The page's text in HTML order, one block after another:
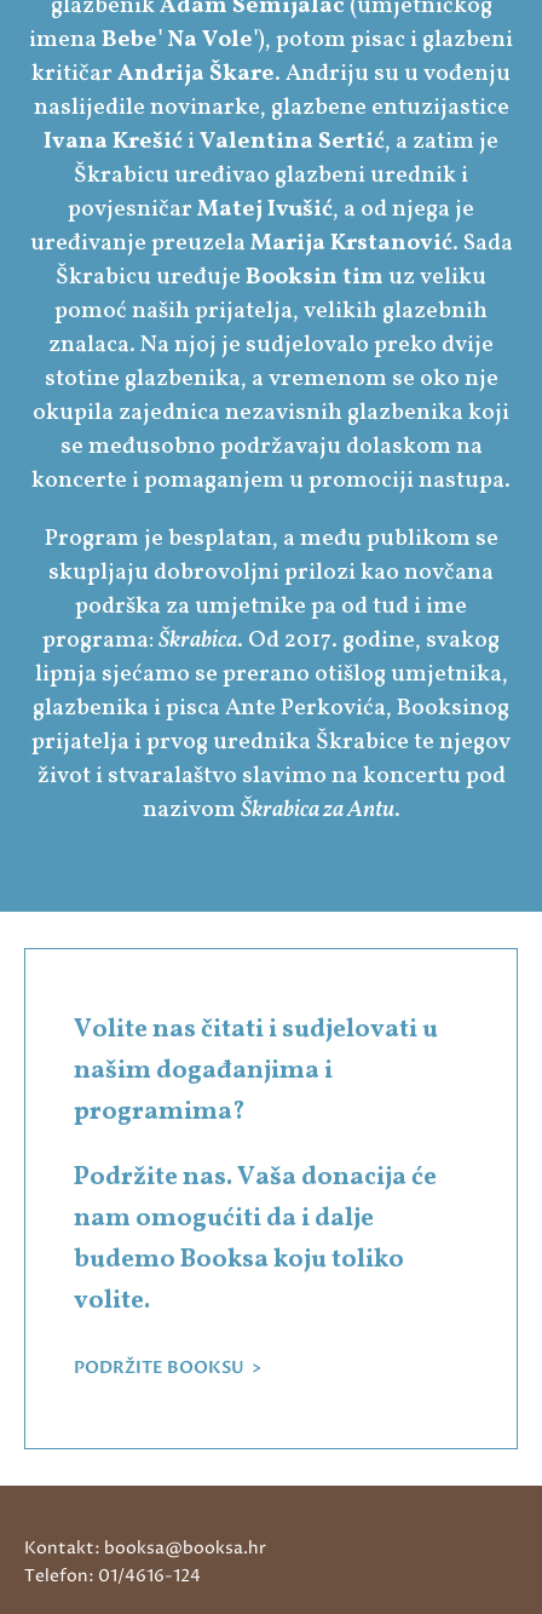
imenaBebe' Na Vole'), potom pisac i glazbeni
kritičarAndrija Škare. Andriju su u vođenju
naslijedile novinarke, glazbene entuzijastice
Ivana KrešićiValentina Sertić, a zatim je
Škrabicu uređivao glazbeni urednik i
povjesničarMatej Ivušić, a od njega je
uređivanje preuzelaMarija Krstanović. Sada
Škrabicu uređujeBooksin timuz veliku
pomoć naših prijatelja, velikih glazebnih
znalaca. Na njoj je sudjelovalo preko dvije
stotine glazbenika, a vremenom se oko nje
okupila zajednica nezavisnih glazbenika koji
se međusobno podržavaju dolaskom na
koncerte i pomaganjem u promociji nastupa.
Program je besplatan, a među publikom se
skupljaju dobrovoljni prilozi kao novčana
podrška za umjetnike pa od tud i ime
programa:Škrabica. Od 2017. godine, svakog
lipnja sjećamo se prerano otišlog umjetnika,
glazbenika i pisca Ante Perkovića, Booksinog
prijatelja i prvog urednika Škrabice te njegov
život i stvaralaštvo slavimo na koncertu pod
nazivomŠkrabica za Antu.
Volite nas čitati i sudjelovati u
našim događanjima i
programima?
Podržite nas. Vaša donacija će
nam omogućiti da i dalje
budemo Booksa koju toliko
volite.
PODRŽITE BOOKSU >
Kontakt: booksa@booksa.hr
Telefon: 01/4616-124